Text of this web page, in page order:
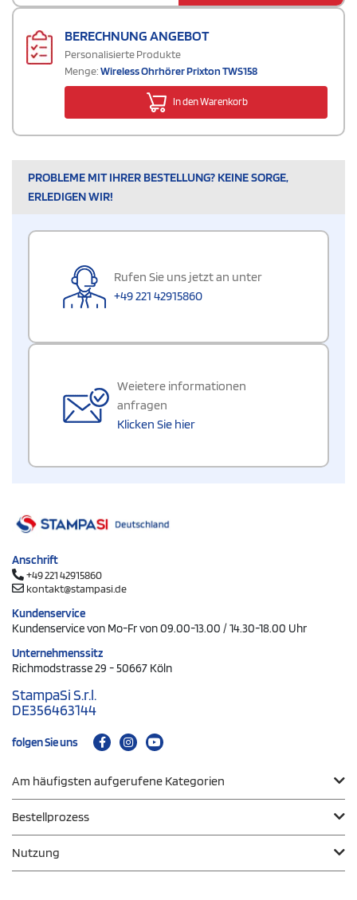
BERECHNUNG ANGEBOT
Personalisierte Produkte
Menge:Wireless Ohrhörer Prixton TWS158
In den Warenkorb
PROBLEME MIT IHRER BESTELLUNG? KEINE SORGE,
ERLEDIGEN WIR!
Rufen Sie uns jetzt an unter
+49 221 42915860
Weietere informationen
anfragen
Klicken Sie hier
Anschrift
+49 221 42915860
kontakt@stampasi.de
Kundenservice
Kundenservice von Mo-Fr von 09.00-13.00 / 14.30-18.00 Uhr
Unternehmenssitz
Richmodstrasse 29 - 50667 Köln
StampaSi S.r.l.
DE356463144
folgen Sie uns
Am häufigsten aufgerufene Kategorien
Bestellprozess
Nutzung